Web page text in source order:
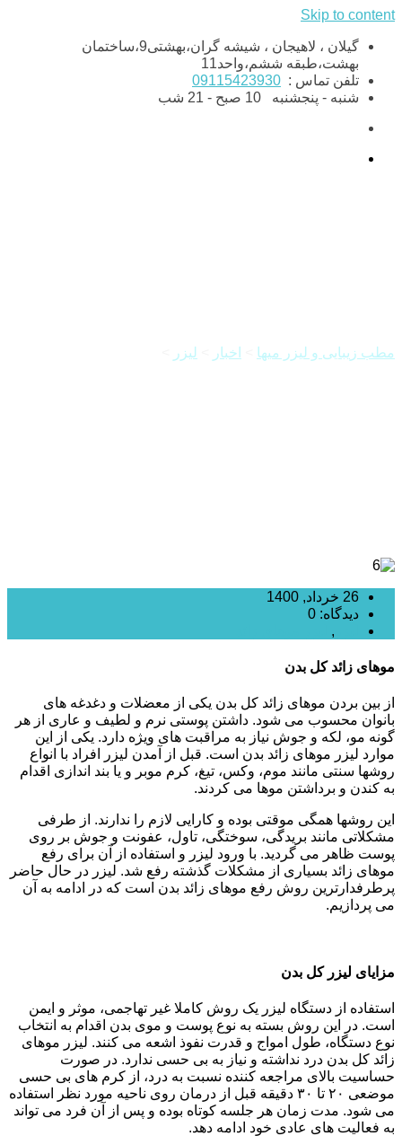
Skip to content
گیلان ، لاهیجان ، شیشه گران،بهشتی9،ساختمان
بهشت،طبقه ششم،واحد11
تلفن تماس : 09115423930
شنبه - پنجشنبه
مطب زیبایی و لیزر میها اخبار لیزر
26 خرداد, 1400
دیدگاه: 0
,
موهای زائد کل بدن
از بین بردن موهای زائد کل بدن یکی از معضلات و دغدغه های
بانوان محسوب می شود. داشتن پوستی نرم و لطیف و عاری از هر
گونه مو، لکه و جوش نیاز به مراقبت های ویژه دارد. یکی از این
موارد لیزر موهای زائد بدن است. قبل از آمدن لیزر افراد با انواع
روشها سنتی مانند موم، وکس، تیغ، کرم موبر و یا بند اندازی اقدام
به کندن و برداشتن موها می کردند.
این روشها همگی موقتی بوده و کارایی لازم را ندارند. از طرفی
مشکلاتی مانند بریدگی، سوختگی، تاول، عفونت و جوش بر روی
پوست ظاهر می گردید. با ورود لیزر و استفاده از آن برای رفع
موهای زائد بسیاری از مشکلات گذشته رفع شد. لیزر در حال حاضر
پرطرفدارترین روش رفع موهای زائد بدن است که در ادامه به آن
می پردازیم.
مزایای لیزر کل بدن
استفاده از دستگاه لیزر یک روش کاملا غیر تهاجمی، موثر و ایمن
است. در این روش بسته به نوع پوست و موی بدن اقدام به انتخاب
نوع دستگاه، طول امواج و قدرت نفوذ اشعه می کنند. لیزر موهای
زائد کل بدن درد نداشته و نیاز به بی حسی ندارد. در صورت
حساسیت بالای مراجعه کننده نسبت به درد، از کرم های بی حسی
موضعی ۲۰ تا ۳۰ دقیقه قبل از درمان روی ناحیه مورد نظر استفاده
می شود. مدت زمان هر جلسه کوتاه بوده و پس از آن فرد می تواند
به فعالیت های عادی خود ادامه دهد.